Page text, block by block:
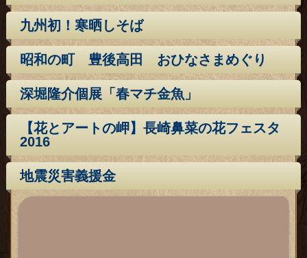
九州初！寒晒しそば
昭和の町 豊後高田 おひなさまめぐり
深堀隆介個展「春マチ金魚」
【花とアートの岬】長崎鼻菜の花フェスタ
2016
地震災害義援金